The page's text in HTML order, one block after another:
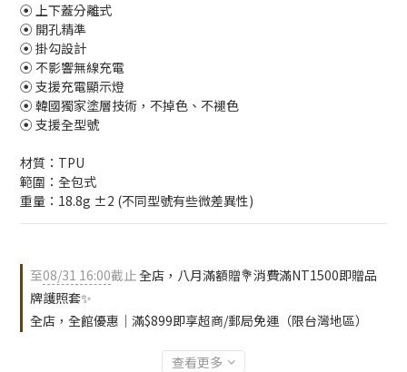
⦿ 上下蓋分離式
⦿ 開孔精準
⦿ 掛勾設計
⦿ 不影響無線充電
⦿ 支援充電顯示燈
⦿ 韓國獨家塗層技術，不掉色、不褪色
⦿ 支援全型號
材質：TPU
範圍：全包式
重量：18.8g ±2 (不同型號有些微差異性)
至08/31 16:00截止全店，八月滿額贈💐消費滿NT1500即贈品
牌護照套✨
全店，全館優惠｜滿$899即享超商/郵局免運（限台灣地區）
查看更多